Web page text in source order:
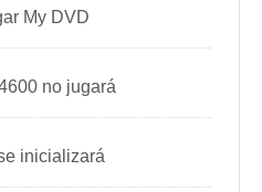
My DVD
no jugará
inicializará